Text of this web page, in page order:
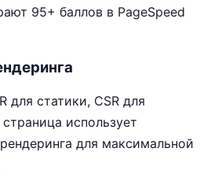
95+ баллов в PageSpeed
для статики, CSR для
использует
для максимальной